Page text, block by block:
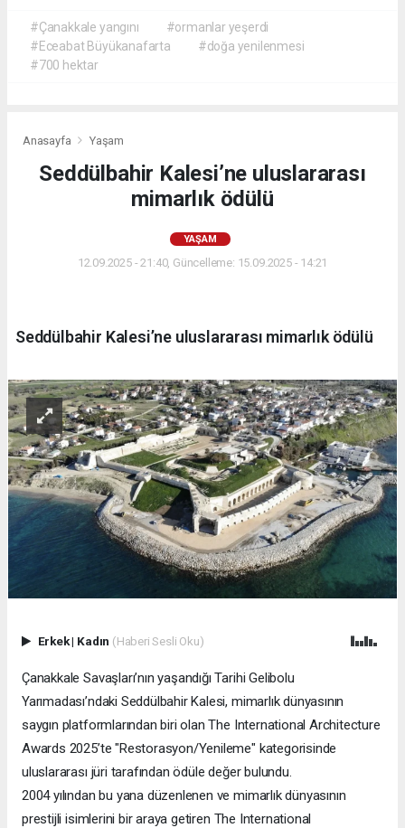
#Çanakkale yangını
#ormanlar yeşerdi
#Eceabat Büyükanafarta
#doğa yenilenmesi
#700 hektar
Anasayfa Yaşam
Seddülbahir Kalesi’ne uluslararası
mimarlık ödülü
YAŞAM
12.09.2025 - 21:40, Güncelleme: 15.09.2025 - 14:21
Seddülbahir Kalesi’ne uluslararası mimarlık ödülü
Erkek| Kadın (Haberi Sesli Oku)
Çanakkale Savaşları’nın yaşandığı Tarihi Gelibolu
Yarımadası’ndaki Seddülbahir Kalesi, mimarlık dünyasının
saygın platformlarından biri olan The International Architecture
Awards 2025’te "Restorasyon/Yenileme" kategorisinde
uluslararası jüri tarafından ödüle değer bulundu.
2004 yılından bu yana düzenlenen ve mimarlık dünyasının
prestijli isimlerini bir araya getiren The International